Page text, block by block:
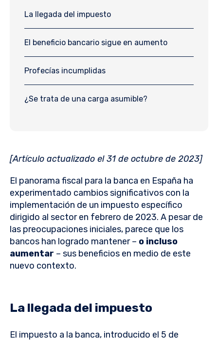
La llegada del impuesto
El beneficio bancario sigue en aumento
Profecías incumplidas
¿Se trata de una carga asumible?
[Artículo actualizado el 31 de octubre de 2023]
El panorama fiscal para la banca en España ha
experimentado cambios significativos con la
implementación de un impuesto específico
dirigido al sector en febrero de 2023. A pesar de
las preocupaciones iniciales, parece que los
bancos han logrado mantener – o incluso
aumentar – sus beneficios en medio de este
nuevo contexto.
La llegada del impuesto
El impuesto a la banca, introducido el 5 de